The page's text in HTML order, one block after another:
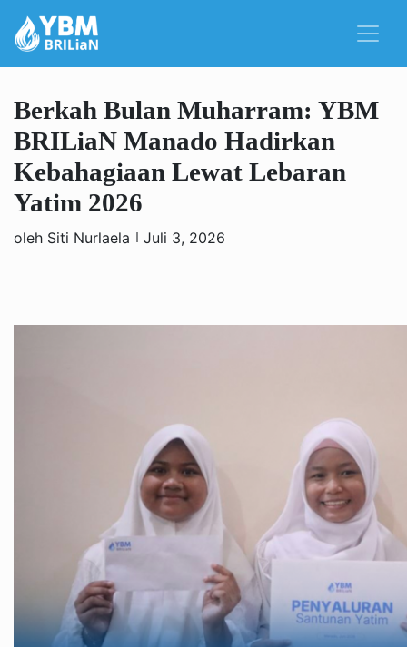
Berkah Bulan Muharram: YBM
BRILiaN Manado Hadirkan
Kebahagiaan Lewat Lebaran
Yatim 2026
oleh Siti Nurlaela Juli 3, 2026